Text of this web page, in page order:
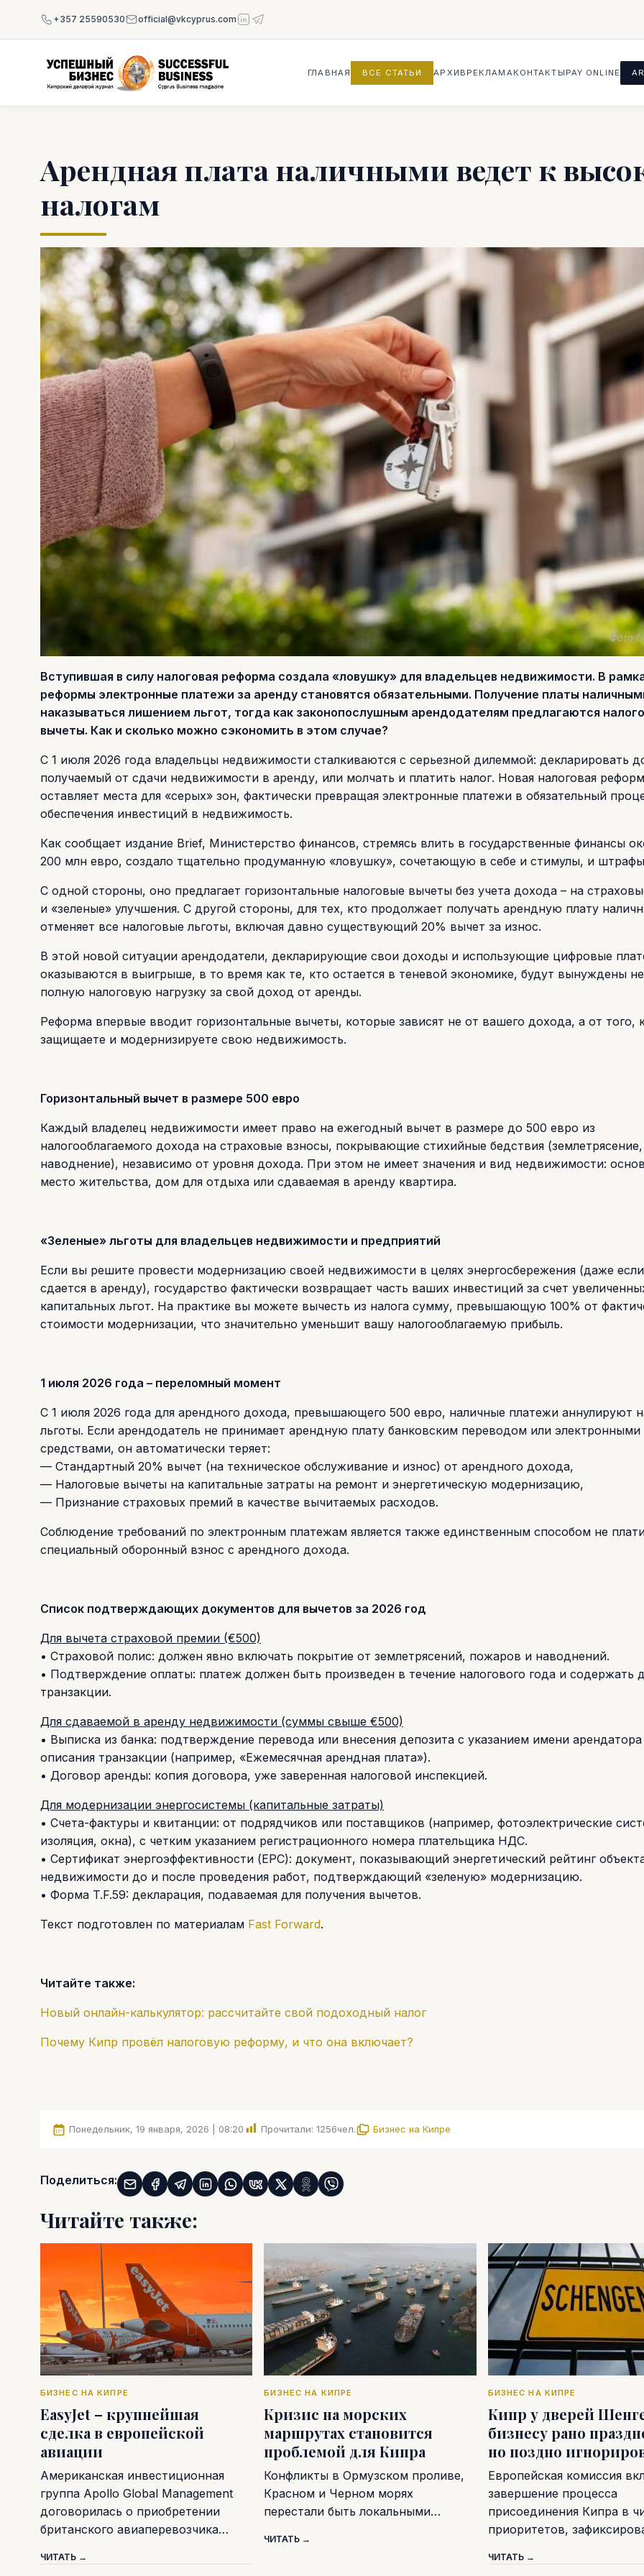
+357 25590530 official@vkcyprus.com
ГЛАВНАЯ ВСЕ СТАТЬИ АРХИВ РЕКЛАМА КОНТАКТЫ PAY ONLINE
Арендная плата наличными ведет к
налогам
Фото
Вступившая в силу налоговая реформа создала «ловушку» для владельцев недвижимости. В
реформы электронные платежи за аренду становятся обязательными. Получение платы
наказываться лишением льгот, тогда как законопослушным арендодателям предлагаются
вычеты. Как и сколько можно сэкономить в этом случае?
С 1 июля 2026 года владельцы недвижимости сталкиваются с серьезной дилеммой: декларировать
получаемый от сдачи недвижимости в аренду, или молчать и платить налог. Новая налоговая
оставляет места для «серых» зон, фактически превращая электронные платежи в обязательный
обеспечения инвестиций в недвижимость.
Как сообщает издание Brief, Министерство финансов, стремясь влить в государственные финансы
200 млн евро, создало тщательно продуманную «ловушку», сочетающую в себе и стимулы, и
С одной стороны, оно предлагает горизонтальные налоговые вычеты без учета дохода – на
и «зеленые» улучшения. С другой стороны, для тех, кто продолжает получать арендную плату
отменяет все налоговые льготы, включая давно существующий 20% вычет за износ.
В этой новой ситуации арендодатели, декларирующие свои доходы и использующие цифровые
оказываются в выигрыше, в то время как те, кто остается в теневой экономике, будут вынуждены
полную налоговую нагрузку за свой доход от аренды.
Реформа впервые вводит горизонтальные вычеты, которые зависят не от вашего дохода, а от того,
защищаете и модернизируете свою недвижимость.
Горизонтальный вычет в размере 500 евро
Каждый владелец недвижимости имеет право на ежегодный вычет в размере до 500 евро из
налогооблагаемого дохода на страховые взносы, покрывающие стихийные бедствия
наводнение), независимо от уровня дохода. При этом не имеет значения и вид недвижимости:
место жительства, дом для отдыха или сдаваемая в аренду квартира.
«Зеленые» льготы для владельцев недвижимости и предприятий
Если вы решите провести модернизацию своей недвижимости в целях энергосбережения (даже
сдается в аренду), государство фактически возвращает часть ваших инвестиций за счет
капитальных льгот. На практике вы можете вычесть из налога сумму, превышающую 100% от
стоимости модернизации, что значительно уменьшит вашу налогооблагаемую прибыль.
1 июля 2026 года – переломный момент
С 1 июля 2026 года для арендного дохода, превышающего 500 евро, наличные платежи аннулируют
льготы. Если арендодатель не принимает арендную плату банковским переводом или электронными
средствами, он автоматически теряет:
— Стандартный 20% вычет (на техническое обслуживание и износ) от арендного дохода,
— Налоговые вычеты на капитальные затраты на ремонт и энергетическую модернизацию,
— Признание страховых премий в качестве вычитаемых расходов.
Соблюдение требований по электронным платежам является также единственным способом не
специальный оборонный взнос с арендного дохода.
Список подтверждающих документов для вычетов за 2026 год
Для вычета страховой премии (€500)
• Страховой полис: должен явно включать покрытие от землетрясений, пожаров и наводнений.
• Подтверждение оплаты: платеж должен быть произведен в течение налогового года и содержать
транзакции.
Для сдаваемой в аренду недвижимости (суммы свыше €500)
• Выписка из банка: подтверждение перевода или внесения депозита с указанием имени
описания транзакции (например, «Ежемесячная арендная плата»).
• Договор аренды: копия договора, уже заверенная налоговой инспекцией.
Для модернизации энергосистемы (капитальные затраты)
• Счета-фактуры и квитанции: от подрядчиков или поставщиков (например, фотоэлектрические
изоляция, окна), с четким указанием регистрационного номера плательщика НДС.
• Сертификат энергоэффективности (EPC): документ, показывающий энергетический рейтинг
недвижимости до и после проведения работ, подтверждающий «зеленую» модернизацию.
• Форма T.F.59: декларация, подаваемая для получения вычетов.
Текст подготовлен по материалам Fast Forward.
Читайте также:
Новый онлайн-калькулятор: рассчитайте свой подоходный налог
Почему Кипр провёл налоговую реформу, и что она включает?
Понедельник, 19 января, 2026 | 08:20 Прочитали: 1256чел. Бизнес на Кипре
Поделиться:
Читайте также:
БИЗНЕС НА КИПРЕ
EasyJet – крупнейшая
сделка в европейской
авиации
Американская инвестиционная
группа Apollo Global Management
договорилась о приобретении
британского авиаперевозчика…
ЧИТАТЬ →
БИЗНЕС НА КИПРЕ
Кризис на морских
маршрутах становится
проблемой для Кипра
Конфликты в Ормузском проливе,
Красном и Черном морях
перестали быть локальными…
ЧИТАТЬ →
БИЗНЕС НА КИПРЕ
Кипр у дверей
бизнесу рано
но поздно
Европейская комиссия
завершение процесса
присоединения Кипра в
приоритетов,
ЧИТАТЬ →